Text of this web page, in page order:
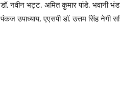
डॉ. नवीन भट्ट, अमित कुमार पांडे, भवानी
पंकज उपाध्याय, एएसपी डॉ. उत्तम सिंह नेगी